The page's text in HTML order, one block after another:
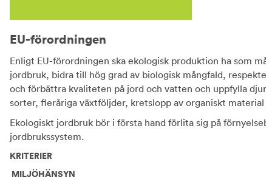
EU-förordningen
Enligt EU-förordningen ska ekologisk produktion ha som
jordbruk, bidra till hög grad av biologisk mångfald,
och förbättra kvaliteten på jord och vatten och uppfylla
sorter, fleråriga växtföljder, kretslopp av organiskt material
Ekologiskt jordbruk bör i första hand förlita sig på
jordbrukssystem.
KRITERIER
MILJÖHÄNSYN